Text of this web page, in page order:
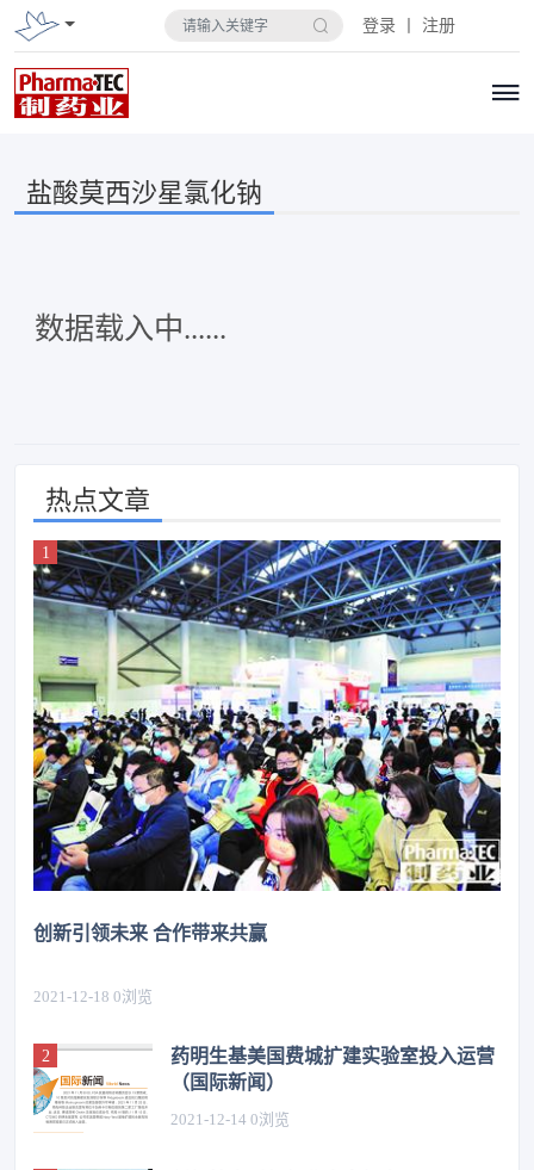
登录 丨 注册
盐酸莫西沙星氯化钠
数据载入中......
热点文章
创新引领未来 合作带来共赢
2021-12-18 0浏览
药明生基美国费城扩建实验室投入运营
（国际新闻）
2021-12-14 0浏览